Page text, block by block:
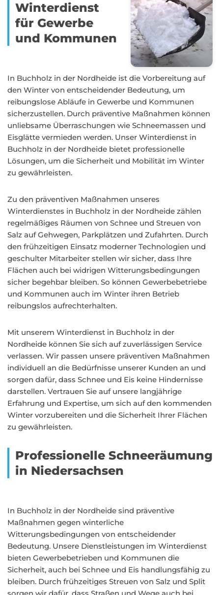
Winterdienst
für Gewerbe
und Kommunen
In Buchholz in der Nordheide ist die Vorbereitung auf
den Winter von entscheidender Bedeutung, um
reibungslose Abläufe in Gewerbe und Kommunen
sicherzustellen. Durch präventive Maßnahmen können
unliebsame Überraschungen wie Schneemassen und
Eisglätte vermieden werden. Unser Winterdienst in
Buchholz in der Nordheide bietet professionelle
Lösungen, um die Sicherheit und Mobilität im Winter
zu gewährleisten.
Zu den präventiven Maßnahmen unseres
Winterdienstes in Buchholz in der Nordheide zählen
regelmäßiges Räumen von Schnee und Streuen von
Salz auf Gehwegen, Parkplätzen und Zufahrten. Durch
den frühzeitigen Einsatz moderner Technologien und
geschulter Mitarbeiter stellen wir sicher, dass Ihre
Flächen auch bei widrigen Witterungsbedingungen
sicher begehbar bleiben. So können Gewerbebetriebe
und Kommunen auch im Winter ihren Betrieb
reibungslos aufrechterhalten.
Mit unserem Winterdienst in Buchholz in der
Nordheide können Sie sich auf zuverlässigen Service
verlassen. Wir passen unsere präventiven Maßnahmen
individuell an die Bedürfnisse unserer Kunden an und
sorgen dafür, dass Schnee und Eis keine Hindernisse
darstellen. Vertrauen Sie auf unsere langjährige
Erfahrung und Expertise, um sich auf den kommenden
Winter vorzubereiten und die Sicherheit Ihrer Flächen
zu gewährleisten.
Professionelle Schneeräumung
in Niedersachsen
In Buchholz in der Nordheide sind präventive
Maßnahmen gegen winterliche
Witterungsbedingungen von entscheidender
Bedeutung. Unsere Dienstleistungen im Winterdienst
bieten Gewerbebetrieben und Kommunen die
Sicherheit, auch bei Schnee und Eis handlungsfähig zu
bleiben. Durch frühzeitiges Streuen von Salz und Split